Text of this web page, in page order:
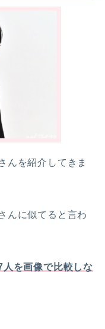
んを紹介してきま
んに似てると言わ
を画像で比較しな